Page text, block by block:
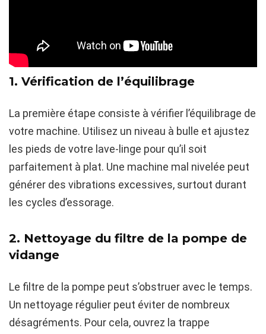
1. Vérification de l’équilibrage
La première étape consiste à vérifier l’équilibrage de
votre machine. Utilisez un niveau à bulle et ajustez
les pieds de votre lave-linge pour qu’il soit
parfaitement à plat. Une machine mal nivelée peut
générer des vibrations excessives, surtout durant
les cycles d’essorage.
2. Nettoyage du filtre de la pompe de
vidange
Le filtre de la pompe peut s’obstruer avec le temps.
Un nettoyage régulier peut éviter de nombreux
désagréments. Pour cela, ouvrez la trappe